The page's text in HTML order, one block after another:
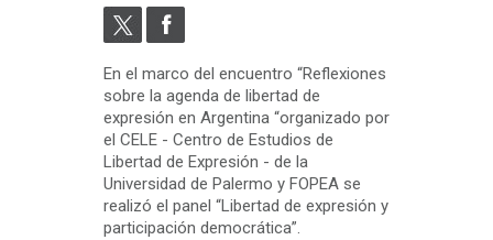
En el marco del encuentro “Reflexiones
sobre la agenda de libertad de
expresión en Argentina “organizado por
el CELE - Centro de Estudios de
Libertad de Expresión - de la
Universidad de Palermo y FOPEA se
realizó el panel “Libertad de expresión y
participación democrática”.